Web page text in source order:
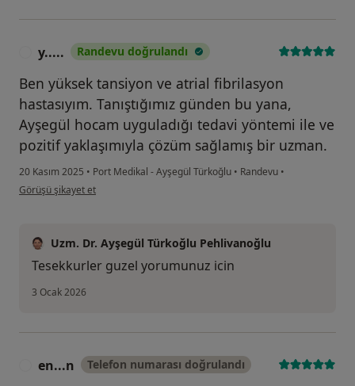
y..... Randevu doğrulandı
Ben yüksek tansiyon ve atrial fibrilasyon
hastasıyım. Tanıştığımız günden bu yana,
Ayşegül hocam uyguladığı tedavi yöntemi ile ve
pozitif yaklaşımıyla çözüm sağlamış bir uzman.
20 Kasım 2025 • Port Medikal - Ayşegül Türkoğlu • Randevu •
kullanıcının görüşüne göre y.....
Görüşü şikayet et
Uzm. Dr. Ayşegül Türkoğlu Pehlivanoğlu
Tesekkurler guzel yorumunuz icin
3 Ocak 2026
en...n Telefon numarası doğrulandı